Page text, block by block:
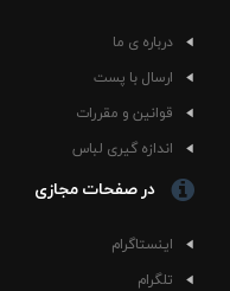
درباره ی ما
ارسال با پست
قوانین و مقررات
اندازه گیری لباس
در صفحات مجازی
اینستاگرام
تلگرام